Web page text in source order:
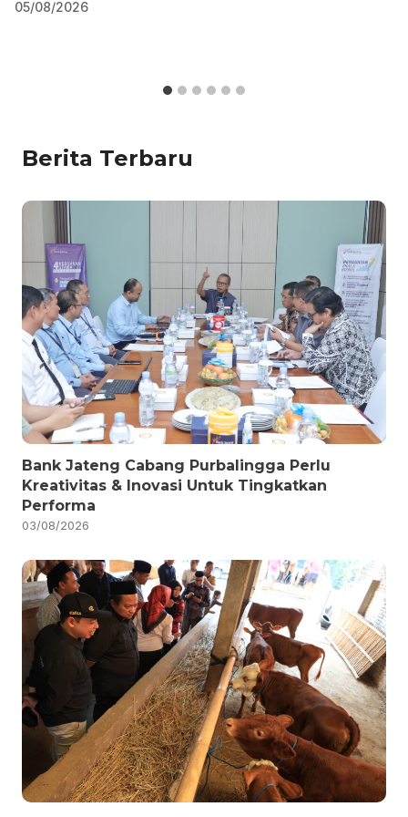
05/08/2026
Berita Terbaru
Bank Jateng Cabang Purbalingga Perlu
Kreativitas & Inovasi Untuk Tingkatkan
Performa
03/08/2026